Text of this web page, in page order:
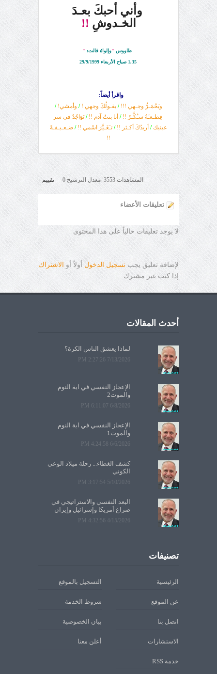
وأني أحبكَ بعـدَ
الخـدوشِ !!
طاووس "وإلواهُ قالت:
"
1,35 صباح الأربعاء 29/9/1999
واقرأ أيضاً:
ويَحْمَـرُّ وجـهي !!! / يقـولُكَ وجهي ! / وأمشي! /
قِطـعـَةُ سـُكَّـرْ !! / أنا بنتُ آدم !! / تَوَاجُدٌ في سر
عينيك / أريدُكَ أكـثر !! / تـَغَـيَّرَ اسْمي !! / ضـعـيـفـهْ
!!
المشاهدات 3553 معدل الترشيح 0 تقييم
تعليقات الأعضاء
لا يوجد تعليقات حالياً على هذا المحتوى
لإضافة تعليق يجبتسجيل الدخول أولاً أو الاشتراك
إذا كنت غير مشترك
أحدث المقالات
لماذا يعشق الناس الكرة؟
7/13/2026 2:27:26 PM
الإعجاز النفسي في آية النوم
والموت2
6/8/2026 6:11:07 PM
الإعجاز النفسي في آية النوم
والموت1
6/6/2026 4:24:58 PM
كشف الغطاء... رحلة ميلاد الوعي
الكوني
5/10/2026 3:17:54 PM
البعد النفسي والاستراتيجي في
صراع أمريكا وإسرائيل وإيران
4/15/2026 4:32:56 PM
تصنيفات
الرئيسية التسجيل بالموقع
عن الموقع شروط الخدمة
اتصل بنا بيان الخصوصية
الاستشارات أعلن معنا
خدمة RSS